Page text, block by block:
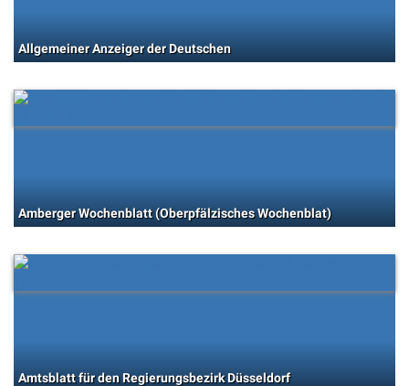
Allgemeiner Anzeiger der Deutschen
Amberger Wochenblatt (Oberpfälzisches Wochenblat)
Amtsblatt für den Regierungsbezirk Düsseldorf